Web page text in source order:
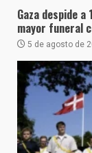
Gaza despide
mayor funeral
5 de agosto de